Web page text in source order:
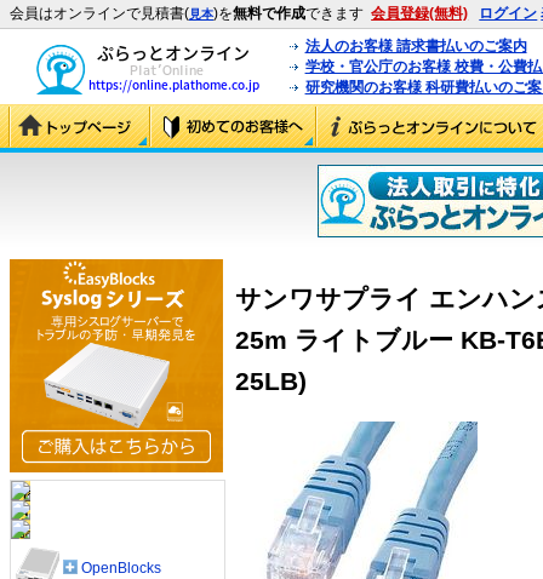
会員はオンラインで見積書(見本)を無料で作成できます 会員登録(無料) ログイン
法人のお客様 請求書払いのご案内
学校・官公庁のお客様 校費・公費
研究機関のお客様 科研費払いのご
サンワサプライ エンハ
25m ライトブルー KB-
25LB)
OpenBlocks